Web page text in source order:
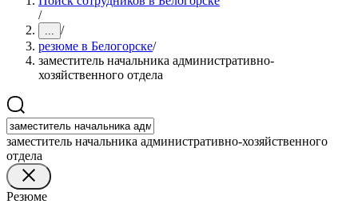
/
... /
резюме в Белогорске/
заместитель начальника административно-
хозяйственного отдела
заместитель начальника административно-хозяйственного
отдела
Резюме